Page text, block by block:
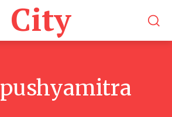
City
pushyamitra